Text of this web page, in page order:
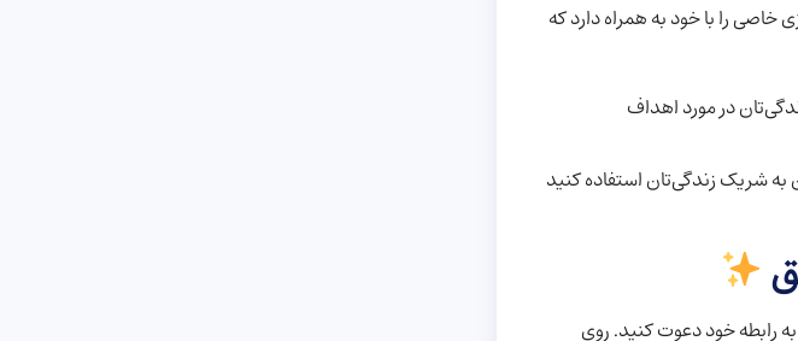
خاصی را با خود به همراه دارد که
در مورد اهداف
به شریک زندگی‌تان استفاده کنید
رابطه خود دعوت کنید. روی